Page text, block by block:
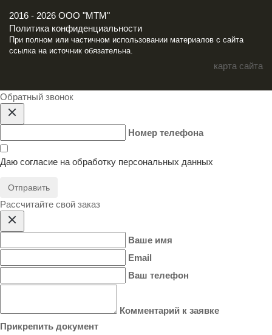
2016 - 2026 ООО "МТМ"
Политика конфиденциальности
При полном или частичном использовании материалов с сайта
ссылка на источник обязательна.
карта сайта
Обратный звонок
Номер телефона
Даю согласие на обработку персональных данных
Отправить
Расcчитайте свой заказ
Ваше имя
Email
Ваш телефон
Комментарий к заявке
Прикрепить документ